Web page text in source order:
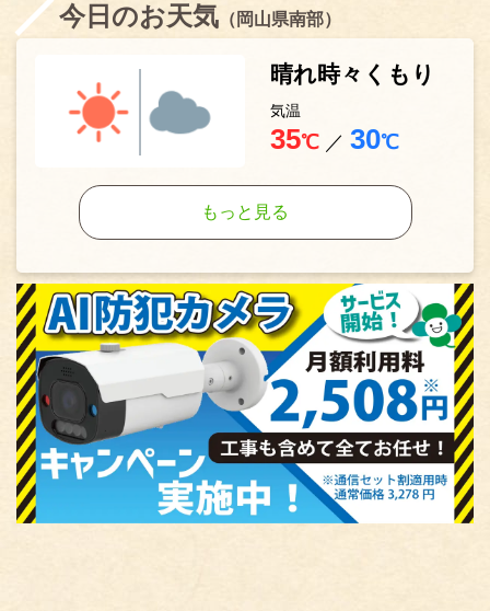
今日のお天気 （岡山県南部）
晴れ時々くもり
気温
35℃ ／ 30℃
もっと見る